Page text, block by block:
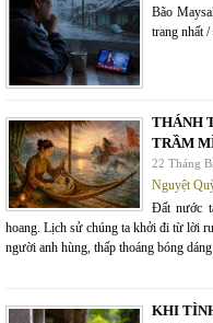
Bão
trang nhất
THÁNH
TRẦM
22 Tháng
Nguyệt
Đất nước
hoang. Lịch sử chúng ta khởi đi từ lời
người anh hùng, thấp thoáng bóng
KHI